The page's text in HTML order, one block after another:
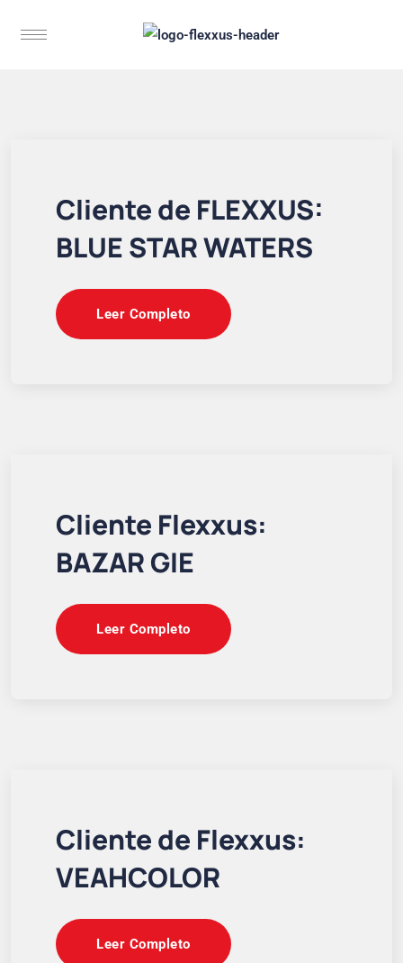
Cliente de FLEXXUS:
BLUE STAR WATERS
Leer Completo
Cliente Flexxus:
BAZAR GIE
Leer Completo
Cliente de Flexxus:
VEAHCOLOR
Leer Completo